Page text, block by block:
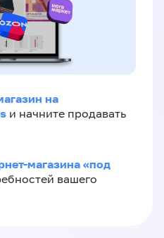
на
и начните продавать
магазина «под
вашего